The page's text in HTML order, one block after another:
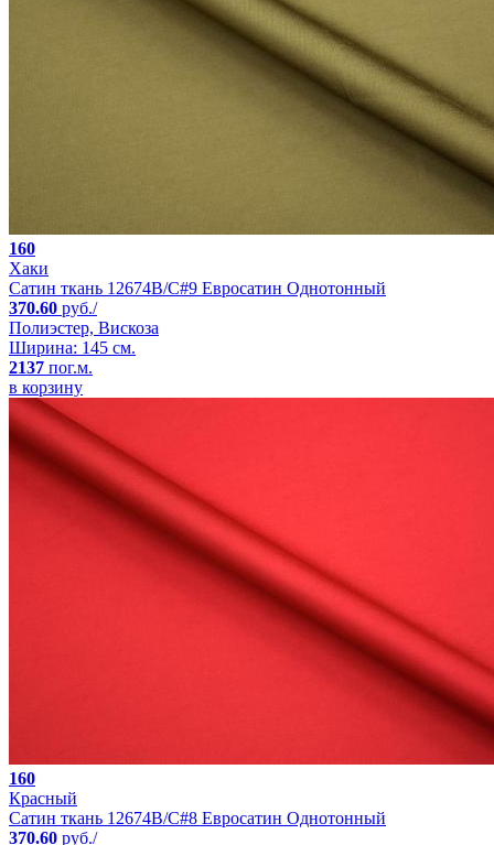
160
Хаки
Сатин ткань 12674B/C#9 Евросатин Однотонный
370.60 руб./
Полиэстер, Вискоза
Ширина: 145 см.
2137 пог.м.
в корзину
160
Красный
Сатин ткань 12674B/C#8 Евросатин Однотонный
370.60 руб./